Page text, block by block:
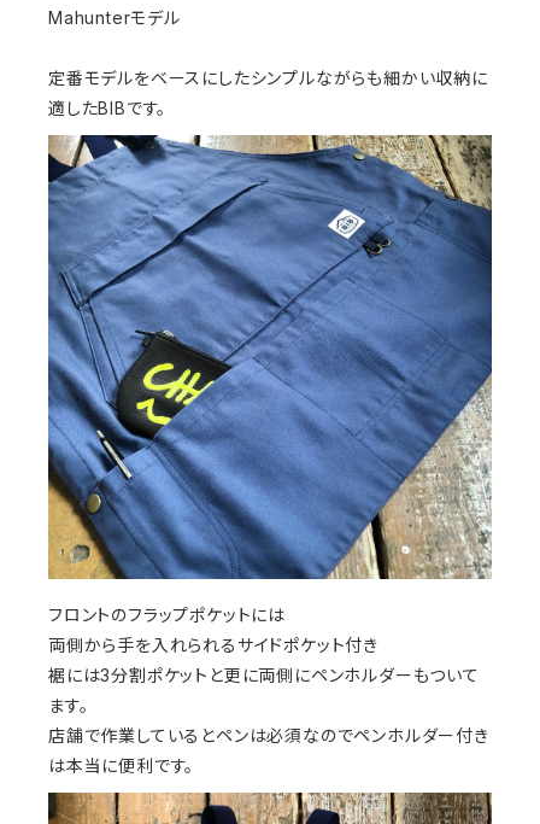
Mahunterモデル
定番モデルをベースにしたシンプルながらも細かい収納に
適したBIBです。
フロントのフラップポケットには
両側から手を入れられるサイドポケット付き
裾には3分割ポケットと更に両側にペンホルダーもついて
ます。
店舗で作業しているとペンは必須なのでペンホルダー付き
は本当に便利です。